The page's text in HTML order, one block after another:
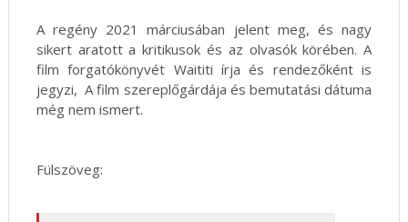
A regény 2021 márciusában jelent meg, és nagy
sikert aratott a kritikusok és az olvasók körében. A
film forgatókönyvét Waititi írja és rendezőként is
jegyzi, A film szereplőgárdája és bemutatási dátuma
még nem ismert.
Fülszöveg: